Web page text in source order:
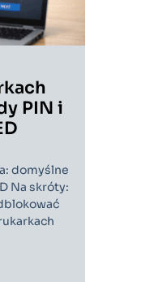
PIN i
domyślne
Na skróty: